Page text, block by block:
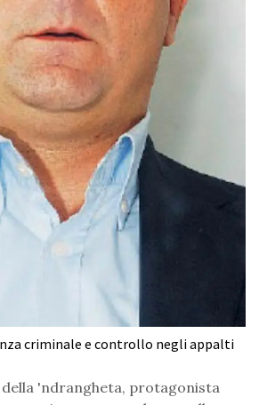
criminale e controllo negli appalti
'ndrangheta, protagonista